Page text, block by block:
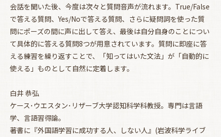
会話を聞いた後、今度は次々と質問音声が流れます。True/False
で答える質問、Yes/Noで答える質問、さらに疑問詞を使った質
問にポーズの間に声に出して答え、最後は自分自身のことについ
て具体的に答える質問8つが用意されています。質問に即座に答
える練習を繰り返すことで、「知ってはいた文法」が「自動的に
使える」ものとして自然に定着します。
白井 恭弘
ケース･ウエスタン･リザーブ大学認知科学科教授。専門は言語
学、言語習得論。
著書に『外国語学習に成功する人、しない人』(岩波科学ライブ